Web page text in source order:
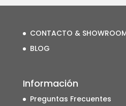
CONTACTO &
BLOG
Información
Preguntas Frecuentes